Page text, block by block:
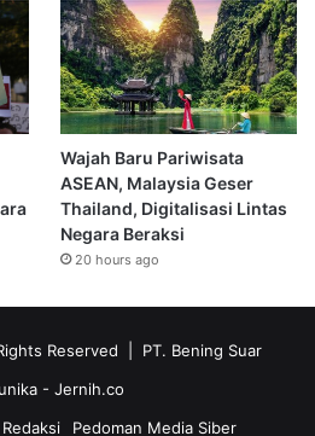
Wajah Baru Pariwisata
ASEAN, Malaysia Geser
Thailand, Digitalisasi Lintas
Negara Beraksi
20 hours ago
Reserved | PT. Bening Suar
- Jernih.co
Redaksi Pedoman Media Siber